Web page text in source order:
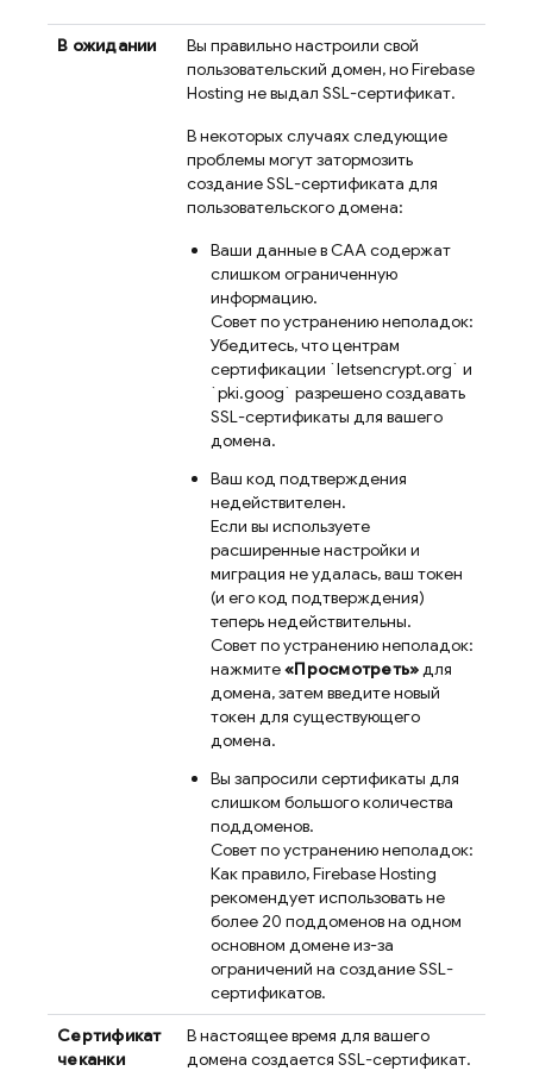
В ожидании
Вы правильно настроили свой
пользовательский домен, ноFirebase
Hosting не выдал SSL-сертификат.
В некоторых случаях следующие
проблемы могут затормозить
создание SSL-сертификата для
пользовательского домена:
Ваши данные в CAA содержат
слишком ограниченную
информацию.
Совет по устранению неполадок:
Убедитесь, что центрам
сертификации `letsencrypt.org` и
`pki.goog` разрешено создавать
SSL-сертификаты для вашего
домена.
Ваш код подтверждения
недействителен.
Если вы используете
расширенные настройки и
миграция не удалась, ваш токен
(и его код подтверждения)
теперь недействительны.
Совет по устранению неполадок:
нажмите«Просмотреть»для
домена, затем введите новый
токен для существующего
домена.
Вы запросили сертификаты для
слишком большого количества
поддоменов.
Совет по устранению неполадок:
Как правило,Firebase Hosting
рекомендует использовать не
более 20 поддоменов на одном
основном домене из-за
ограничений на создание SSL-
сертификатов.
Сертификат
чеканки
В настоящее время для вашего
домена создается SSL-сертификат.